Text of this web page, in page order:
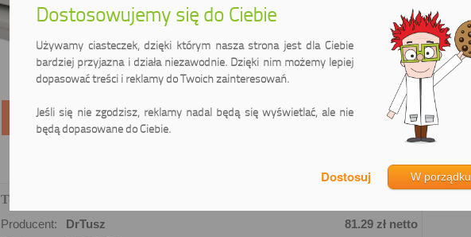
Zamienniki Oryginalne
Toner zamiennik EP-22 do Canon (1550A003AA) (Czarny)
Producent: DrTusz
81.29 zł netto
Dostosowujemy się do Ciebie
Używamy ciasteczek, dzięki którym nasza strona jest dla Ciebie
bardziej przyjazna i działa niezawodnie. Dzięki nim możemy lepiej
dopasować treści i reklamy do Twoich zainteresowań.
Jeśli się nie zgodzisz, reklamy nadal będą się wyświetlać, ale nie
będą dopasowane do Ciebie.
W porządku